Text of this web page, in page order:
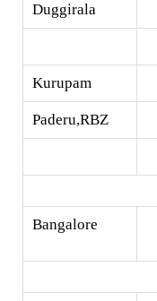
Duggirala
Kurupam
Paderu,RBZ
Bangalore